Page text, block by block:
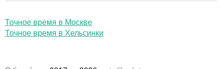
Точное время в Москве
Точное время в Хельсинки